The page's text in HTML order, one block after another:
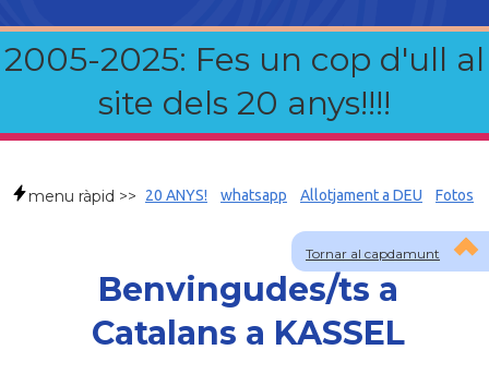
2005-2025: Fes un cop d'ull al
site dels 20 anys!!!!
Tornar al capdamunt
menu ràpid >> 20 ANYS! whatsapp Allotjament a DEU Fotos
Benvingudes/ts a
Catalans a KASSEL